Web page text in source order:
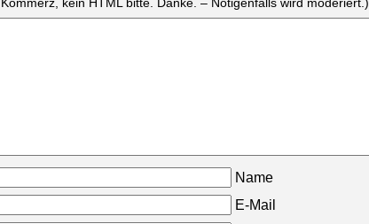
kein HTML bitte. Danke. – Nötigenfalls wird moderiert.)
Name
E-Mail